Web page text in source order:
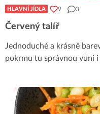
HLAVNÍ JÍDLA 9 3
Červený talíř
Jednoduché a krásně
pokrmu tu správnou vůni